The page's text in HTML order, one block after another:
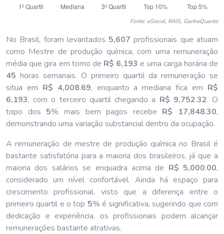
Fonte: eSocial, RAIS, GanhaQuanto
No Brasil, foram levantados 5,607 profissionais que atuam
como Mestre de produção química, com uma remuneração
média que gira em torno de R$ 6,193 e uma carga horária de
45 horas semanais. O primeiro quartil da remuneração se
situa em R$ 4,008.69, enquanto a mediana fica em R$
6,193, com o terceiro quartil chegando a R$ 9,752.32. O
topo dos 5% mais bem pagos recebe R$ 17,848.30,
demonstrando uma variação substancial dentro da ocupação.
A remuneração de mestre de produção química no Brasil é
bastante satisfatória para a maioria dos brasileiros, já que a
maioria dos salários se enquadra acima de R$ 5,000.00,
considerado um nível confortável. Ainda há espaço para
crescimento profissional, visto que a diferença entre o
primeiro quartil e o top 5% é significativa, sugerindo que com
dedicação e experiência, os profissionais podem alcançar
remunerações bastante atrativas.